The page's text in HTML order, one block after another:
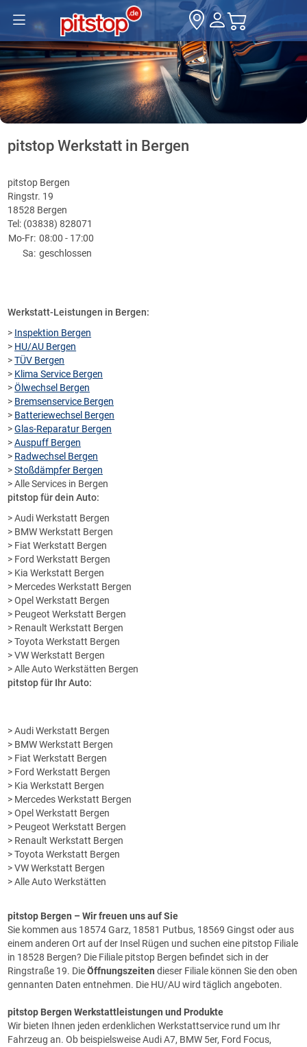
pitstop Werkstatt in Bergen
pitstop Bergen
Ringstr. 19
18528 Bergen
Tel: (03838) 828071
Mo-Fr: 08:00 - 17:00
Sa: geschlossen
Werkstatt-Leistungen in Bergen:
> Inspektion Bergen
> HU/AU Bergen
>TÜV Bergen
> Klima Service Bergen
>Ölwechsel Bergen
> Bremsenservice Bergen
> Batteriewechsel Bergen
>Glas-Reparatur Bergen
>Auspuff Bergen
> Radwechsel Bergen
>Stoßdämpfer Bergen
> Alle Services in Bergen
pitstop für dein Auto:
> Audi Werkstatt Bergen
> BMW Werkstatt Bergen
> Fiat Werkstatt Bergen
> Ford Werkstatt Bergen
> Kia Werkstatt Bergen
> Mercedes Werkstatt Bergen
> Opel Werkstatt Bergen
> Peugeot Werkstatt Bergen
> Renault Werkstatt Bergen
> Toyota Werkstatt Bergen
> VW Werkstatt Bergen
> Alle Auto Werkstätten Bergen
pitstop für Ihr Auto:
> Audi Werkstatt Bergen
> BMW Werkstatt Bergen
> Fiat Werkstatt Bergen
> Ford Werkstatt Bergen
> Kia Werkstatt Bergen
> Mercedes Werkstatt Bergen
> Opel Werkstatt Bergen
> Peugeot Werkstatt Bergen
> Renault Werkstatt Bergen
> Toyota Werkstatt Bergen
> VW Werkstatt Bergen
> Alle Auto Werkstätten
pitstop Bergen – Wir freuen uns auf Sie
Sie kommen aus 18574 Garz, 18581 Putbus, 18569 Gingst oder aus
einem anderen Ort auf der Insel Rügen und suchen eine pitstop Filiale
in 18528 Bergen? Die Filiale pitstop Bergen befindet sich in der
Ringstraße 19. DieÖffnungszeiten dieser Filiale können Sie den oben
gennanten Daten entnehmen. Die HU/AU wird täglich angeboten.
pitstop Bergen Werkstattleistungen und Produkte
Wir bieten Ihnen jeden erdenklichenWerkstattservice rund um Ihr
Fahrzeug an. Ob beispielsweise Audi A7, BMW 5er, Ford Focus,